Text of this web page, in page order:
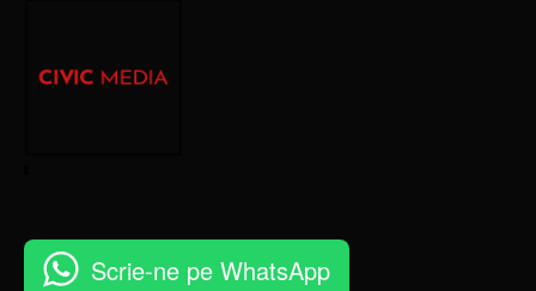
Scrie-ne pe WhatsApp